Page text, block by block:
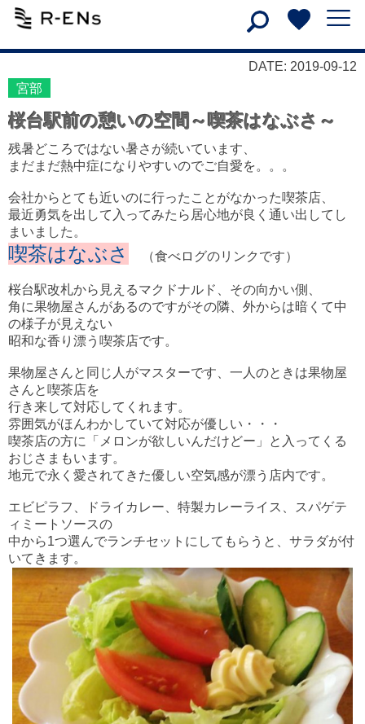
DATE: 2019-09-12
宮部
桜台駅前の憩いの空間～喫茶はなぶさ～
残暑どころではない暑さが続いています、
まだまだ熱中症になりやすいのでご自愛を。。。
会社からとても近いのに行ったことがなかった喫茶店、
最近勇気を出して入ってみたら居心地が良く通い出してし
まいました。
喫茶はなぶさ （食べログのリンクです）
桜台駅改札から見えるマクドナルド、その向かい側、
角に果物屋さんがあるのですがその隣、外からは暗くて中
の様子が見えない
昭和な香り漂う喫茶店です。
果物屋さんと同じ人がマスターです、一人のときは果物屋
さんと喫茶店を
行き来して対応してくれます。
雰囲気がほんわかしていて対応が優しい・・・
喫茶店の方に「メロンが欲しいんだけどー」と入ってくる
おじさまもいます。
地元で永く愛されてきた優しい空気感が漂う店内です。
エビピラフ、ドライカレー、特製カレーライス、スパゲテ
ィミートソースの
中から1つ選んでランチセットにしてもらうと、サラダが付
いてきます。